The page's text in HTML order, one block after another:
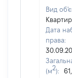
Вид
Дата
права:
(м2):